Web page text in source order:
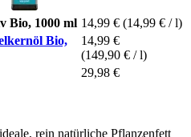
Bio, 1000 ml 14,99 € (14,99 € / l)
Bio,
14,99 €
(149,90 € / l)
29,98 €
rein natürliche Pflanzenfett